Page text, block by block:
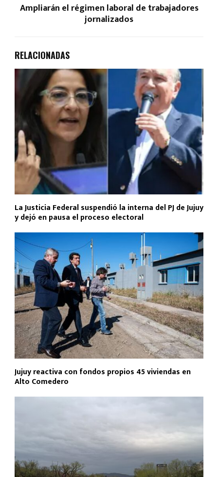
Ampliarán el régimen laboral de trabajadores
jornalizados
RELACIONADAS
La Justicia Federal suspendió la interna del PJ de Jujuy
y dejó en pausa el proceso electoral
Jujuy reactiva con fondos propios 45 viviendas en
Alto Comedero